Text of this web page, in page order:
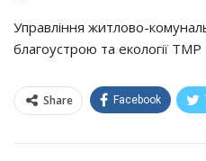
Управління житлово-
благоустрою та екології ТМР
Share Facebook